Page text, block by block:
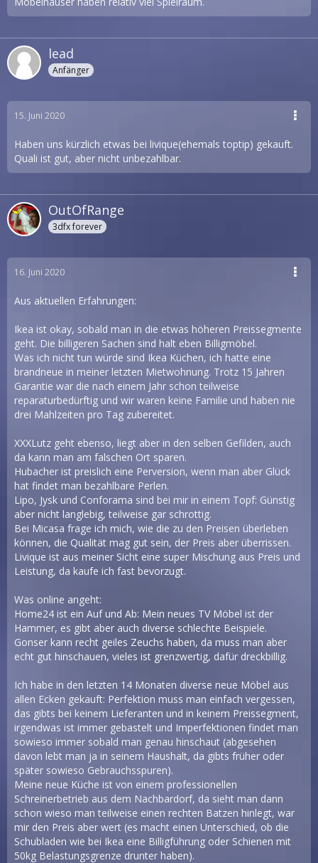
lead
Anfänger
15. Juni 2020
Haben uns kürzlich etwas bei livique(ehemals toptip) gekauft.
Quali ist gut, aber nicht unbezahlbar.
OutOfRange
3dfx forever
16. Juni 2020
Aus aktuellen Erfahrungen:
Ikea ist okay, sobald man in die etwas höheren Preissegmente
geht. Die billigeren Sachen sind halt eben Billigmöbel.
Was ich nicht tun würde sind Ikea Küchen, ich hatte eine
brandneue in meiner letzten Mietwohnung. Trotz 15 Jahren
Garantie war die nach einem Jahr schon teilweise
reparaturbedürftig und wir waren keine Familie und haben nie
drei Mahlzeiten pro Tag zubereitet.
XXXLutz geht ebenso, liegt aber in den selben Gefilden, auch
da kann man am falschen Ort sparen.
Hubacher ist preislich eine Perversion, wenn man aber Glück
hat findet man bezahlbare Perlen.
Lipo, Jysk und Conforama sind bei mir in einem Topf: Günstig
aber nicht langlebig, teilweise gar schrottig.
Bei Micasa frage ich mich, wie die zu den Preisen überleben
können, die Qualität mag gut sein, der Preis aber überrissen.
Livique ist aus meiner Sicht eine super Mischung aus Preis und
Leistung, da kaufe ich fast bevorzugt.
Was online angeht:
Home24 ist ein Auf und Ab: Mein neues TV Möbel ist der
Hammer, es gibt aber auch diverse schlechte Beispiele.
Gonser kann recht geiles Zeuchs haben, da muss man aber
echt gut hinschauen, vieles ist grenzwertig, dafür dreckbillig.
Ich habe in den letzten 14 Monaten diverse neue Möbel aus
allen Ecken gekauft: Perfektion muss man einfach vergessen,
das gibts bei keinem Lieferanten und in keinem Preissegment,
irgendwas ist immer gebastelt und Imperfektionen findet man
sowieso immer sobald man genau hinschaut (abgesehen
davon lebt man ja in seinem Haushalt, da gibts früher oder
später sowieso Gebrauchsspuren).
Meine neue Küche ist von einem professionellen
Schreinerbetrieb aus dem Nachbardorf, da sieht man dann
schon wieso man teilweise einen rechten Batzen hinlegt, war
mir den Preis aber wert (es macht einen Unterschied, ob die
Schubladen wie bei Ikea eine Billigführung oder Schienen mit
50kg Belastungsgrenze drunter haben).